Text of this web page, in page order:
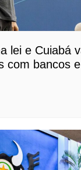
lei e Cuiabá
com bancos e